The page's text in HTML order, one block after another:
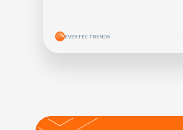
EVERTEC TRENDS